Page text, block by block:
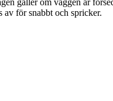
gäller om väggen är
för snabbt och spricker.